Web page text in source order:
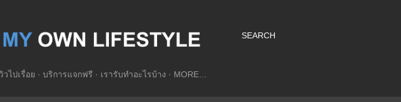
SEARCH
วไปเรื่อย บริการแจกฟรี เรารับทำอะไรบ้าง MORE…